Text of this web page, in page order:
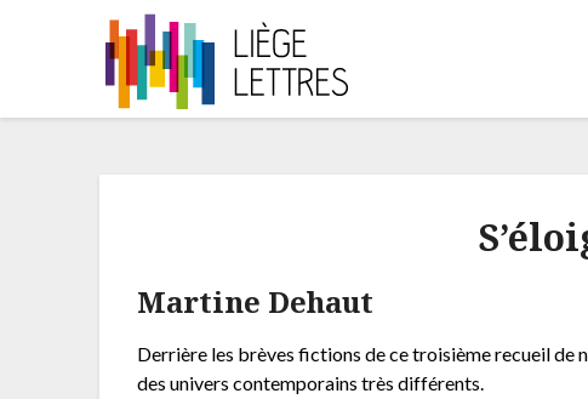
Martine Dehaut
Derrière les brèves fictions de ce troisième recueil de
des univers contemporains très différents.